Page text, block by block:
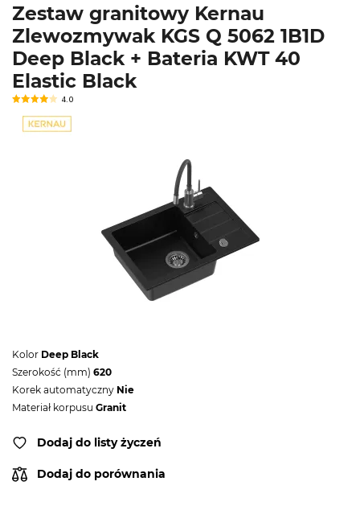
Zestaw granitowy Kernau
Zlewozmywak KGS Q 5062 1B1D
Deep Black + Bateria KWT 40
Elastic Black
4.0
Kolor Deep Black
Szerokość (mm) 620
Korek automatyczny Nie
Materiał korpusu Granit
Dodaj do listy życzeń
Dodaj do porównania